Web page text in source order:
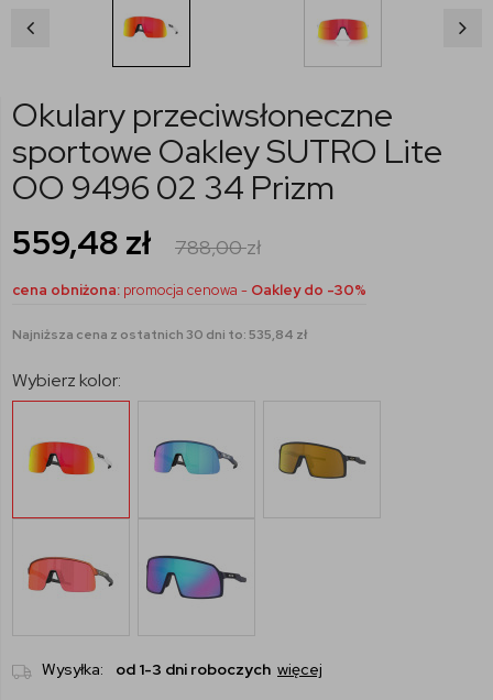
Okulary przeciwsłoneczne
sportowe Oakley SUTRO Lite
OO 9496 02 34 Prizm
559,48 zł 788,00zł
cena obniżona: promocja cenowa - Oakley do -30%
Najniższa cena z ostatnich 30 dni to: 535,84 zł
Wybierz kolor:
Wysyłka: od 1-3 dni roboczych więcej